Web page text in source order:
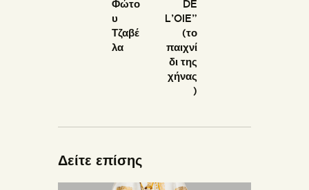
Φώτο
υ
Τζαβέ
λα
DE
L’OIE”
(το
παιχνί
δι της
χήνας
)
Δείτε επίσης